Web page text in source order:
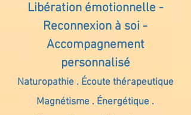
Libération émotionnelle -
Reconnexion à soi -
Accompagnement
personnalisé
Naturopathie . Écoute thérapeutique
Magnétisme . Énergétique .